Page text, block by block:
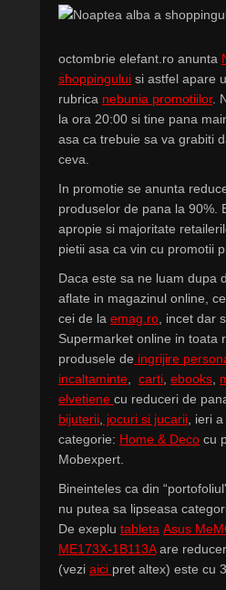
octombrie elefant.ro anunta
shoppingului si astfel apare
rubrica nebunia promotiilor.
la ora 20:00 si tine pana
asa ca trebuie sa va grabiti
ceva.
In promotie se anunta
produselor de pana la 90%.
apropie si majoritate
pietii asa ca vin cu promotii
Daca este sa ne luam dupa
aflate in magazinul online,
cei de la emag.ro , incet dar
Supermarket online in toata
produsele de ingrijire
incaltaminte
carti ebooks
elvetiene cu reduceri de
bijuterii jocuri si jucarii , ieri
categorie: Home & Deco cu
Mobexpert.
Bineinteles ca din
nu putea sa lipseasa
De exeplu tableta Asus
ME173X-1B113Aare
(vezi aici pret altex) este cu